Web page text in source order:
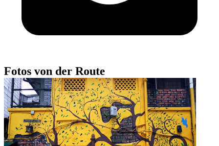
Fotos von der Route